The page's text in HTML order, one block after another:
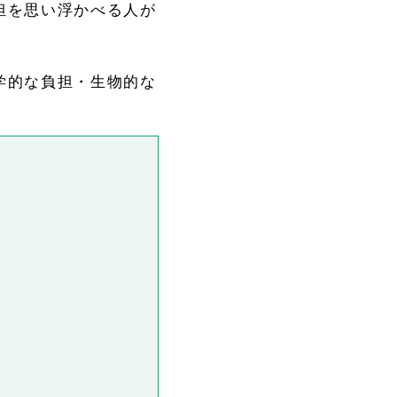
を思い浮かべる人が
な負担・生物的な